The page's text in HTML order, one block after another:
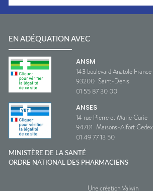
EN ADÉQUATION AVEC
ANSM
143 boulevard Anatole France
93200 Saint-Denis
01 55 87 30 00
ANSES
14 rue Pierre et Marie Curie
94701 Maisons-Alfort Cedex
01 49 77 13 50
MINISTÈRE DE LA SANTÉ
ORDRE NATIONAL DES PHARMACIENS
Une création Valwin